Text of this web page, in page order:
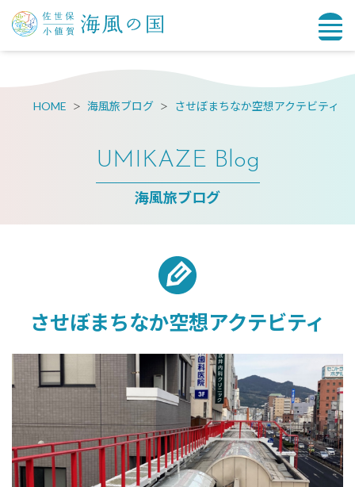
HOME 海風旅ブログ させぼまちなか空想アクテビティ
UMIKAZE Blog
海風旅ブログ
させぼまちなか空想アクテビティ